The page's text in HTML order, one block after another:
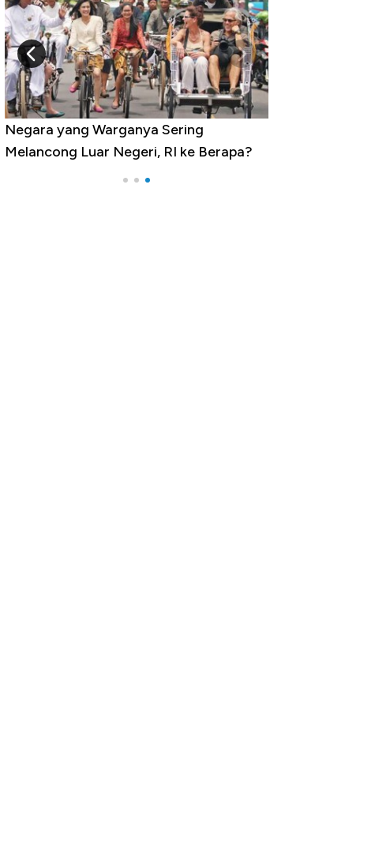
Negara yang Warganya Sering
Melancong Luar Negeri, RI ke Berapa?